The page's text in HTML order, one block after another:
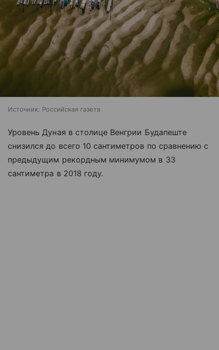
Источник: Российская газета
Уровень Дуная в столице Венгрии Будапеште
снизился до всего 10 сантиметров по сравнению с
предыдущим рекордным минимумом в 33
сантиметра в 2018 году.